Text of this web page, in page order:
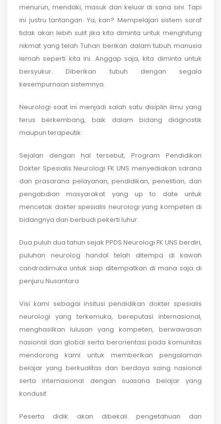
menurun, mendaki, masuk dan keluar di sana sini. Tapi
ini justru tantangan. Ya, kan? Mempelajari sistem saraf
tidak akan lebih sulit jika kita diminta untuk menghitung
nikmat yang telah Tuhan berikan dalam tubuh manusia
lemah seperti kita ini. Anggap saja, kita diminta untuk
bersyukur. Diberikan tubuh dengan segala
kesempurnaan sistemnya.
Neurologi saat ini menjadi salah satu disiplin ilmu yang
terus berkembang, baik dalam bidang diagnostik
maupun terapeutik.
Sejalan dengan hal tersebut, Program Pendidikan
Dokter Spesialis Neurologi FK UNS menyediakan sarana
dan prasarana pelayanan, pendidikan, penelitian, dan
pengabdian masyarakat yang up to date untuk
mencetak dokter spesialis neurologi yang kompeten di
bidangnya dan berbudi pekerti luhur.
Dua puluh dua tahun sejak PPDS Neurologi FK UNS berdiri,
puluhan neurolog handal telah ditempa di kawah
candradimuka untuk siap ditempatkan di mana saja di
penjuru Nusantara
Visi kami sebagai insitusi pendidikan dokter spesialis
neurologi yang terkemuka, bereputasi internasional,
menghasilkan lulusan yang kompeten, berwawasan
nasional dan global serta berorientasi pada komunitas
mendorong kami untuk memberikan pengalaman
belajar yang berkualitas dan berdaya saing nasional
serta internasional dengan suasana belajar yang
kondusif.
Peserta didik akan dibekali pengetahuan dan